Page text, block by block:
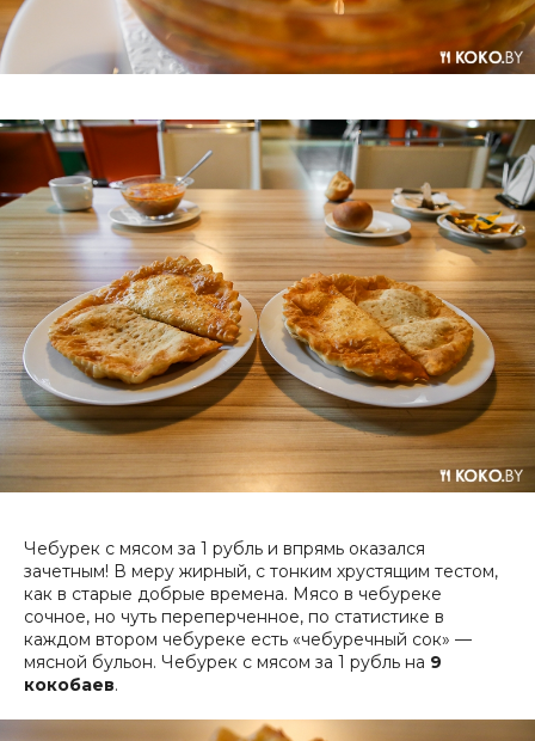
Чебурек с мясом за 1 рубль и впрямь оказался
зачетным! В меру жирный, с тонким хрустящим тестом,
как в старые добрые времена. Мясо в чебуреке
сочное, но чуть переперченное, по статистике в
каждом втором чебуреке есть «чебуречный сок» —
мясной бульон. Чебурек с мясом за 1 рубль на 9
кокобаев.